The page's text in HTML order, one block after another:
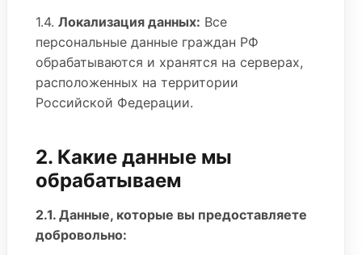
1.4.Локализация данных: Все
персональные данные граждан РФ
обрабатываются и хранятся на серверах,
расположенных на территории
Российской Федерации.
2. Какие данные мы
обрабатываем
2.1. Данные, которые вы предоставляете
добровольно: